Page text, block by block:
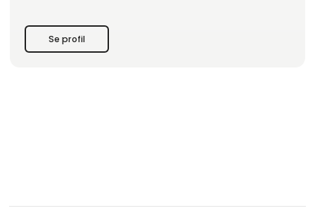
tilbage til 2007 og er en af de fø
Se profil